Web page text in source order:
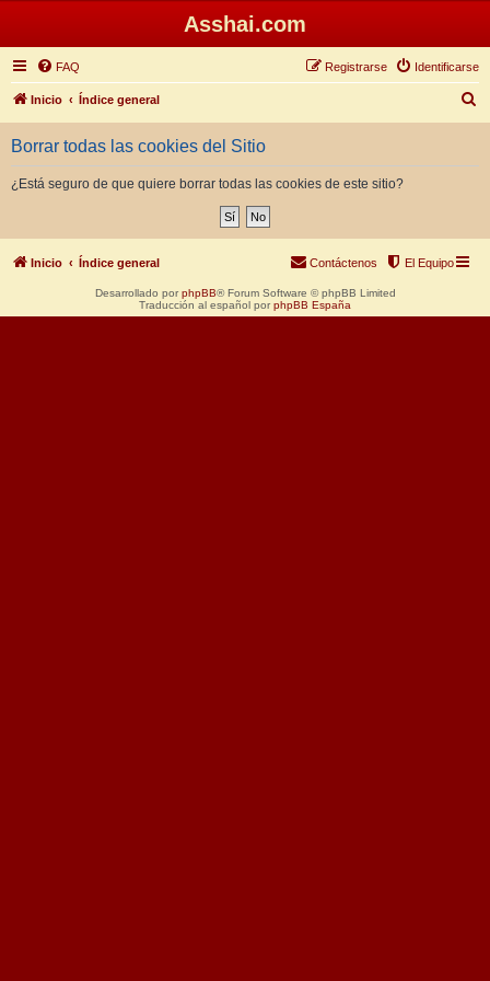
Asshai.com
FAQ Identificarse
Registrarse
Inicio Índice general
u
Borrar todas las cookies del Sitio
¿Está seguro de que quiere borrar todas las cookies de este sitio?
Inicio Índice general El Equipo
Contáctenos
Desarrollado por phpBB® Forum Software © phpBB Limited
Traducción al español por phpBB España